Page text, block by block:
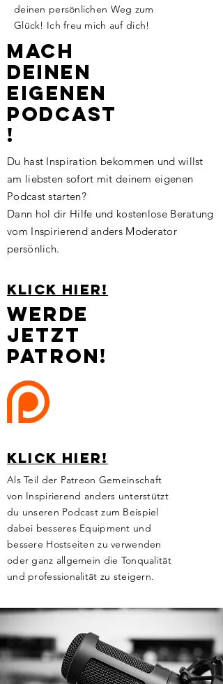
deinen persönlichen Weg zum
Glück! Ich freu mich auf dich!
Mach
deinen
eigenen
Podcast
!
Du hast Inspiration bekommen und willst
am liebsten sofort mit deinem eigenen
Podcast starten?
Dann hol dir Hilfe und kostenlose Beratung
vom Inspirierend anders Moderator
persönlich.
Klick hier!
Werde
jetzt
Patron!
Klick hier!
Als Teil der Patreon Gemeinschaft
von Inspirierend anders unterstützt
du unseren Podcast zum Beispiel
dabei besseres Equipment und
bessere Hostseiten zu verwenden
oder ganz allgemein die Tonqualität
und professionalität zu steigern.